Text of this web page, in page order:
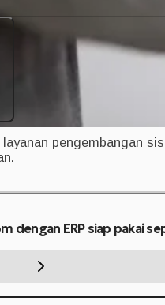
pengembangan
dengan ERP siap pakai